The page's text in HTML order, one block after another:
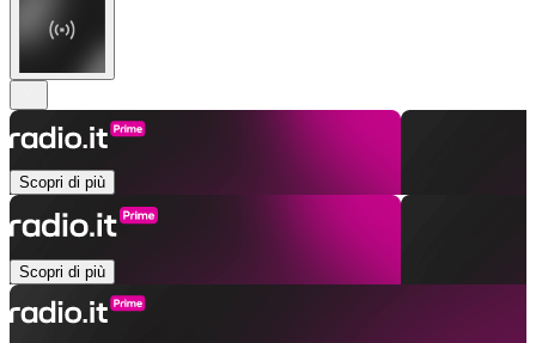
Scopri di più
Scopri di più